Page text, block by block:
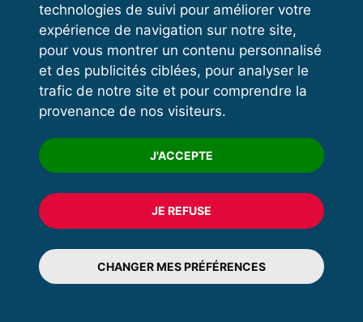
technologies de suivi pour améliorer votre
expérience de navigation sur notre site,
pour vous montrer un contenu personnalisé
et des publicités ciblées, pour analyser le
trafic de notre site et pour comprendre la
provenance de nos visiteurs.
J'ACCEPTE
JE REFUSE
CHANGER MES PRÉFÉRENCES
VOS ESPACES
Espace dirigeant
Espace licencié
Trouver un club
Formation
© 2020 FFFORCE Tous droits réservés
Mentions légales
Plan du site